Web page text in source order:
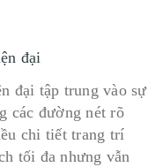
đại
đại tập trung vào sự
các đường nét rõ
chi tiết trang trí
tối đa nhưng vẫn